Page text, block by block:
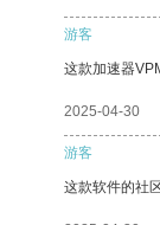
游客
这款加速器
2025-04-30
游客
这款软件的社